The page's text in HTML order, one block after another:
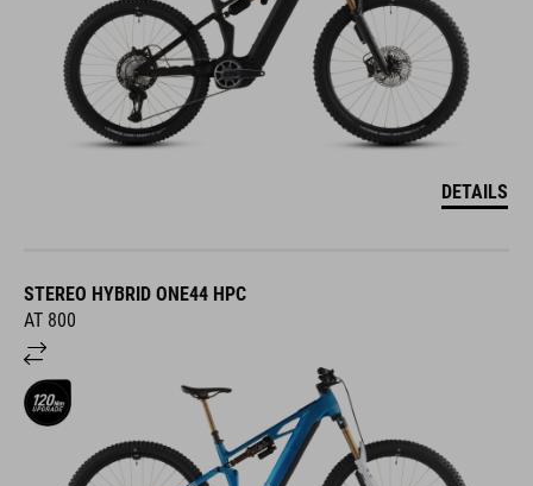
DETAILS
STEREO HYBRID ONE44 HPC
AT 800